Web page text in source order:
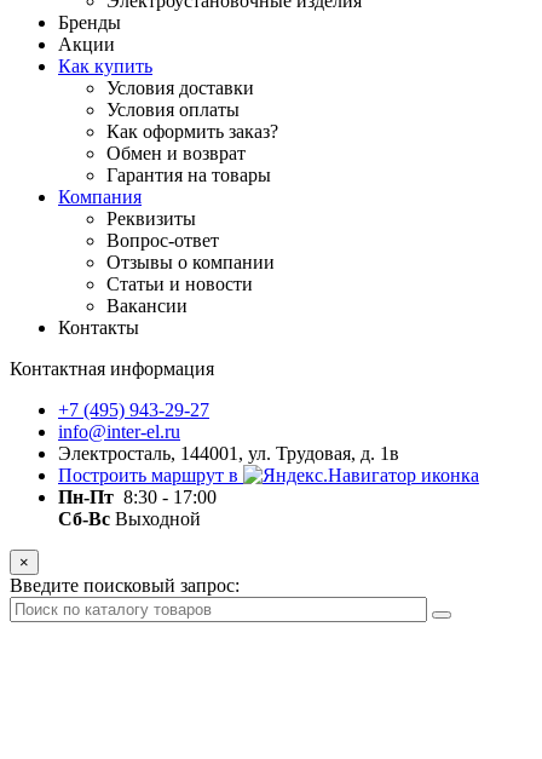
Бренды
Акции
Как купить
Условия доставки
Условия оплаты
Как оформить заказ?
Обмен и возврат
Гарантия на товары
Компания
Реквизиты
Вопрос-ответ
Отзывы о компании
Статьи и новости
Вакансии
Контакты
Контактная информация
+7 (495) 943-29-27
info@inter-el.ru
Электросталь, 144001, ул. Трудовая, д. 1в
Построить маршрут в
Пн-Пт 8:30 - 17:00
Сб-Вс Выходной
×
Введите поисковый запрос: